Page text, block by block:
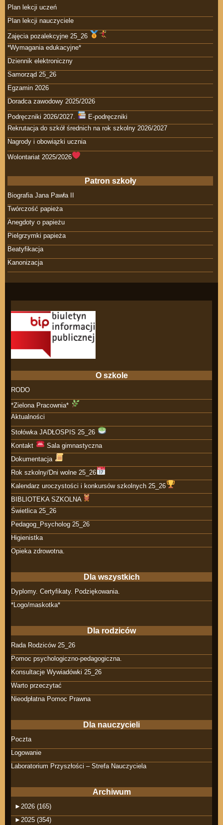
Plan lekcji uczeń
Plan lekcji nauczyciele
Zajęcia pozalekcyjne 25_26
*Wymagania edukacyjne*
Dziennik elektroniczny
Samorząd 25_26
Egzamin 2026
Doradca zawodowy 2025/2026
Podręczniki 2026/2027.
E-podręczniki
Rekrutacja do szkół średnich na rok szkolny 2026/2027
Nagrody i obowiązki ucznia
Wolontariat 2025/2026
Patron szkoły
Biografia Jana Pawła II
Twórczość papieża
Anegdoty o papieżu
Pielgrzymki papieża
Beatyfikacja
Kanonizacja
O szkole
RODO
*Zielona Pracownia*
Aktualności
Stołówka JADŁOSPIS 25_26
Kontakt
Sala gimnastyczna
Dokumentacja
Rok szkolny/Dni wolne 25_26
Kalendarz uroczystości i konkursów szkolnych 25_26
BIBLIOTEKA SZKOLNA
Świetlica 25_26
Pedagog_Psycholog 25_26
Higienistka
Opieka zdrowotna.
Dla wszystkich
Dyplomy. Certyfikaty. Podziękowania.
*Logo/maskotka*
Dla rodziców
Rada Rodziców 25_26
Pomoc psychologiczno-pedagogiczna.
Konsultacje Wywiadówki 25_26
Warto przeczytać
Nieodpłatna Pomoc Prawna
Dla nauczycieli
Poczta
Logowanie
Laboratorium Przyszłości – Strefa Nauczyciela
Archiwum
► 2026 (165)
► 2025 (354)